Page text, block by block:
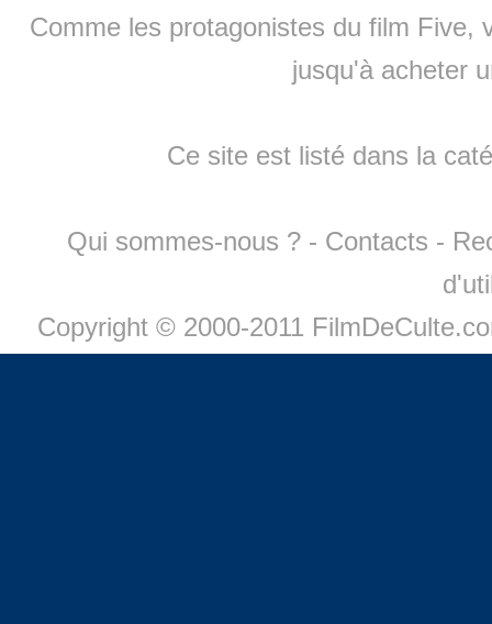
Comme les protagonistes du film Five,
jusqu'à acheter
Ce site est listé dans la
Qui sommes-nous ? - Contacts -
Copyright © 2000-2011